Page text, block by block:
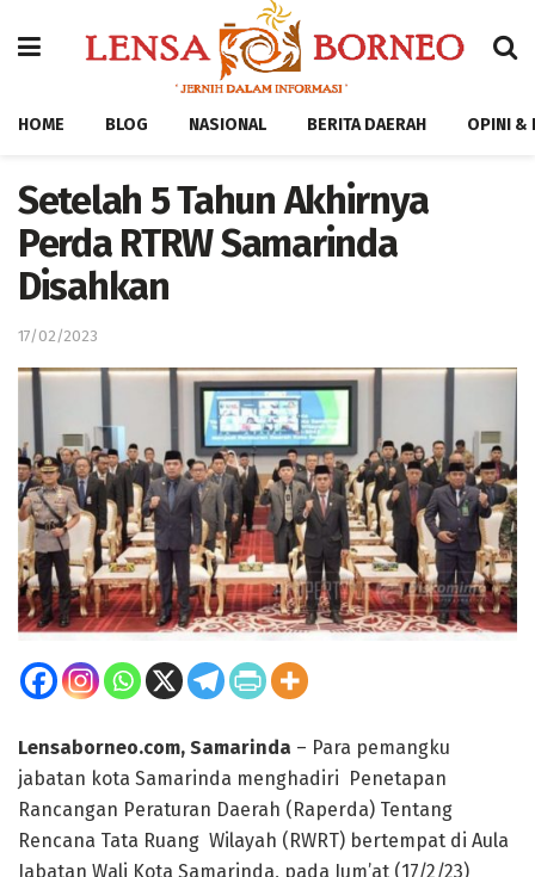
HOME BLOG NASIONAL BERITA DAERAH OPINI &
Setelah 5 Tahun Akhirnya
Perda RTRW Samarinda
Disahkan
17/02/2023
Lensaborneo.com, Samarinda – Para pemangku
jabatan kota Samarinda menghadiri Penetapan
Rancangan Peraturan Daerah (Raperda) Tentang
Rencana Tata Ruang Wilayah (RWRT) bertempat di Aula
Jabatan Wali Kota Samarinda, pada Jum’at (17/2/23)